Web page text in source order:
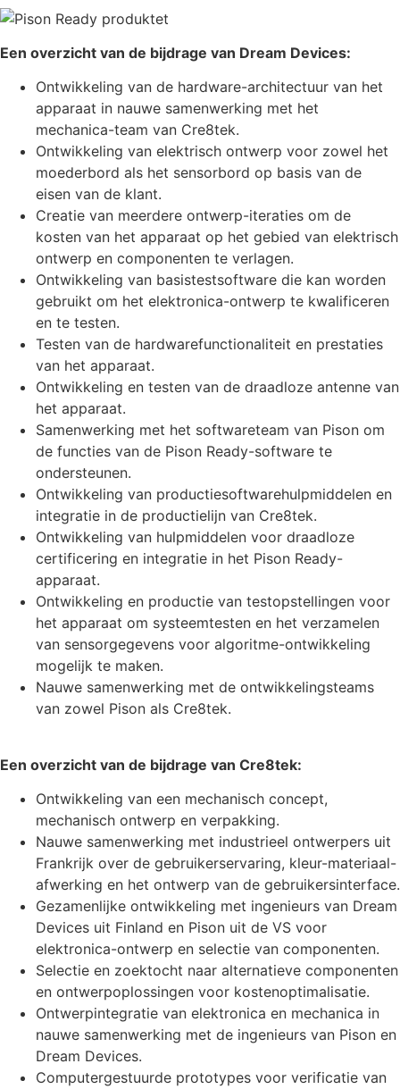
Een overzicht van de bijdrage van Dream Devices:
Ontwikkeling van de hardware-architectuur van het
apparaat in nauwe samenwerking met het
mechanica-team van Cre8tek.
Ontwikkeling van elektrisch ontwerp voor zowel het
moederbord als het sensorbord op basis van de
eisen van de klant.
Creatie van meerdere ontwerp-iteraties om de
kosten van het apparaat op het gebied van elektrisch
ontwerp en componenten te verlagen.
Ontwikkeling van basistestsoftware die kan worden
gebruikt om het elektronica-ontwerp te kwalificeren
en te testen.
Testen van de hardwarefunctionaliteit en prestaties
van het apparaat.
Ontwikkeling en testen van de draadloze antenne van
het apparaat.
Samenwerking met het softwareteam van Pison om
de functies van de Pison Ready-software te
ondersteunen.
Ontwikkeling van productiesoftwarehulpmiddelen en
integratie in de productielijn van Cre8tek.
Ontwikkeling van hulpmiddelen voor draadloze
certificering en integratie in het Pison Ready-
apparaat.
Ontwikkeling en productie van testopstellingen voor
het apparaat om systeemtesten en het verzamelen
van sensorgegevens voor algoritme-ontwikkeling
mogelijk te maken.
Nauwe samenwerking met de ontwikkelingsteams
van zowel Pison als Cre8tek.
Een overzicht van de bijdrage van Cre8tek:
Ontwikkeling van een mechanisch concept,
mechanisch ontwerp en verpakking.
Nauwe samenwerking met industrieel ontwerpers uit
Frankrijk over de gebruikerservaring, kleur-materiaal-
afwerking en het ontwerp van de gebruikersinterface.
Gezamenlijke ontwikkeling met ingenieurs van Dream
Devices uit Finland en Pison uit de VS voor
elektronica-ontwerp en selectie van componenten.
Selectie en zoektocht naar alternatieve componenten
en ontwerpoplossingen voor kostenoptimalisatie.
Ontwerpintegratie van elektronica en mechanica in
nauwe samenwerking met de ingenieurs van Pison en
Dream Devices.
Computergestuurde prototypes voor verificatie van